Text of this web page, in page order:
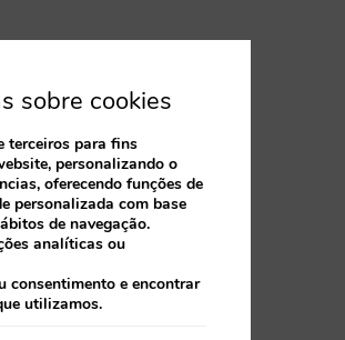
para a
o que está a
visitas em
ganhar
sobre cookies
terceiros para fins
personalizando o
oferecendo funções de
personalizada com base
de navegação.
analíticas ou
consentimento e encontrar
utilizamos.